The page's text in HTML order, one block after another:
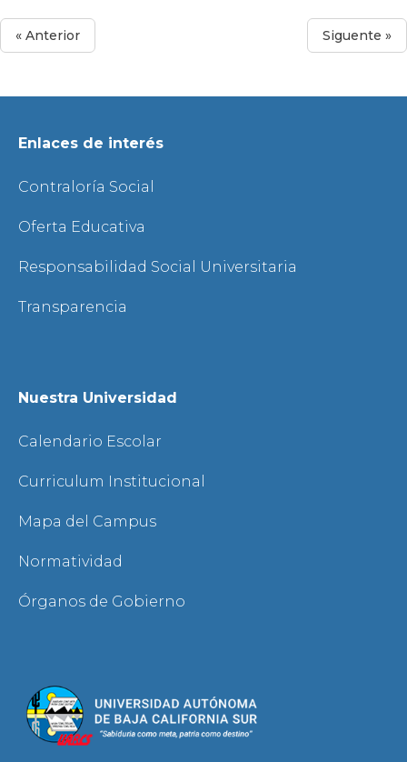
« Anterior Siguente »
Enlaces de interés
Contraloría Social
Oferta Educativa
Responsabilidad Social Universitaria
Transparencia
Nuestra Universidad
Calendario Escolar
Curriculum Institucional
Mapa del Campus
Normatividad
Órganos de Gobierno